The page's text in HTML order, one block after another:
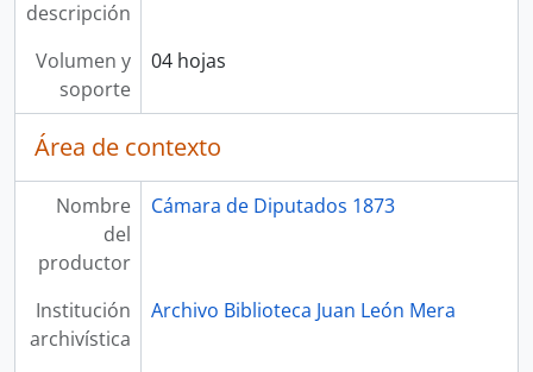
descripción
Volumen y
soporte
04 hojas
Área de contexto
Nombre
del
productor
Cámara de Diputados 1873
Institución
archivística
Archivo Biblioteca Juan León Mera